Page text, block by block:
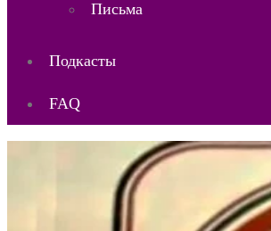
Письма
Подкасты
FAQ